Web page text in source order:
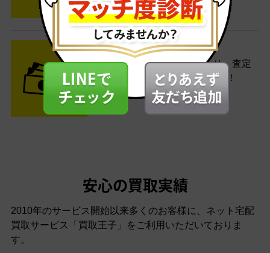
STEP3 ご入金
査定結果はメールでお知らせ。査定
結果がOKなら金額をお支払い！
安心の買取実績
2010年のサービス開始以来多くのお客様に、 ネット宅配
買取サービス「買取王子」をご利用いただいておりま
す。